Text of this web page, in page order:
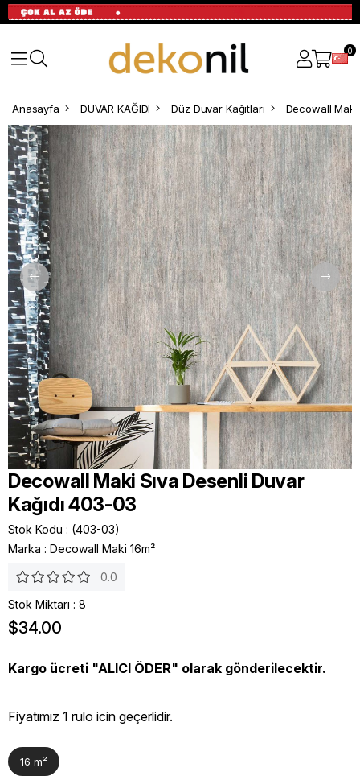
0
Anasayfa DUVAR KAĞIDI Düz Duvar Kağıtları Decowall Maki
Decowall Maki Sıva Desenli Duvar
Kağıdı 403-03
Stok Kodu
(403-03)
Marka : Decowall Maki 16m²
0.0
Stok Miktarı : 8
$34.00
Kargo ücreti "ALICI ÖDER" olarak gönderilecektir.
Fiyatımız 1 rulo icin geçerlidir.
16 m²